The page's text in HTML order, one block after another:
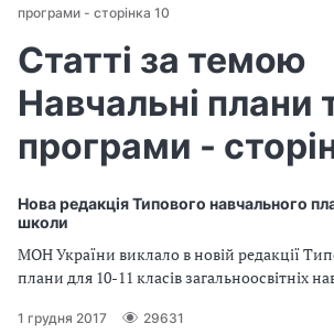
програми - сторінка 10
Статті за темою
Навчальні плани
програми -
Нова редакція Типового навчального
школи
МОН України виклало в новій редакції
плани для 10-11 класів загальноосвітніх
1 грудня 2017 29631